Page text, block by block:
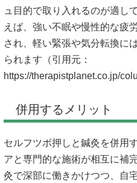
ュ目的で取り入れるのが適し
えば、強い不眠や慢性的な疲
され、軽い緊張や気分転換に
られます（引用元：
https://therapistplanet.co.jp/
併用するメリット
セルフツボ押しと鍼灸を併用
アと専門的な施術が相互に補
灸で深部に働きかけつつ、自